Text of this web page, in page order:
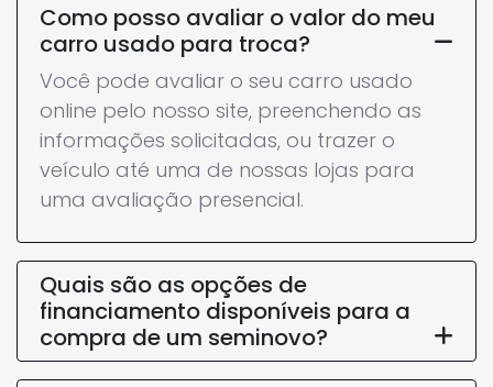
Como posso avaliar o valor do meu
carro usado para troca?
Você pode avaliar o seu carro usado
online pelo nosso site, preenchendo as
informações solicitadas, ou trazer o
veículo até uma de nossas lojas para
uma avaliação presencial.
Quais são as opções de
financiamento disponíveis para a
compra de um seminovo?